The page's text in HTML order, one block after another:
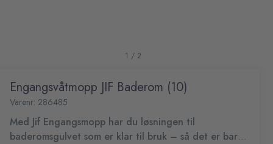
1 / 2
Engangsvåtmopp JIF Baderom (10)
Varenr: 286485
Med Jif Engangsmopp har du løsningen til
baderomsgulvet som er klar til bruk – så det er bare